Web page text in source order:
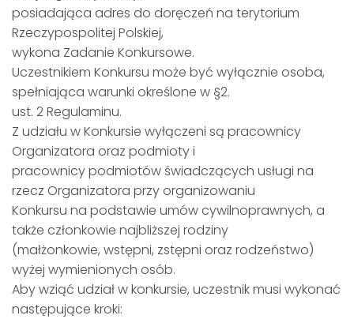
posiadająca adres do doręczeń na terytorium
Rzeczypospolitej Polskiej,
wykona Zadanie Konkursowe.
Uczestnikiem Konkursu może być wyłącznie osoba,
spełniająca warunki określone w §2.
ust. 2 Regulaminu.
Z udziału w Konkursie wyłączeni są pracownicy
Organizatora oraz podmioty i
pracownicy podmiotów świadczących usługi na
rzecz Organizatora przy organizowaniu
Konkursu na podstawie umów cywilnoprawnych, a
także członkowie najbliższej rodziny
(małżonkowie, wstępni, zstępni oraz rodzeństwo)
wyżej wymienionych osób.
Aby wziąć udział w konkursie, uczestnik musi wykonać
następujące kroki: